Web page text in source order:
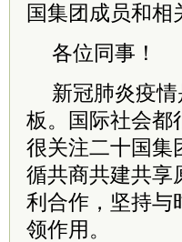
国集团成员和相
各位同事！
新冠肺炎疫
板。国际社会都
很关注二十国集
循共商共建共享
利合作，坚持与
领作用。